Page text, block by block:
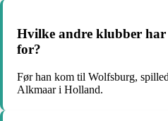
Hvilke andre klubber har
for?
Før han kom til Wolfsburg,
Alkmaar i Holland.